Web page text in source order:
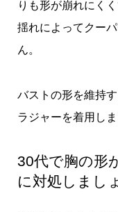
りも形が崩れにく
揺れによってクー
ん。
バストの形を維持
ラジャーを着用しま
30代で胸の形
に対処しまし